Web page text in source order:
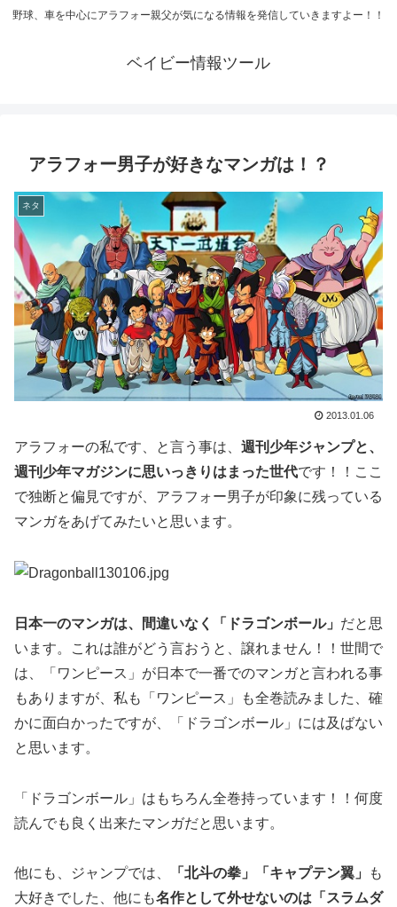
野球、車を中心にアラフォー親父が気になる情報を発信していきますよー！！
ベイビー情報ツール
アラフォー男子が好きなマンガは！？
ネタ
2013.01.06
アラフォーの私です、と言う事は、 週刊少年ジャンプと、
週刊少年マガジンに思いっきりはまった世代です！！ここ
で独断と偏見ですが、アラフォー男子が印象に残っている
マンガをあげてみたいと思います。
日本一のマンガは、間違いなく「ドラゴンボール」 だと思
います。これは誰がどう言おうと、譲れません！！世間で
は、「ワンピース」が日本で一番でのマンガと言われる事
もありますが、私も「ワンピース」も全巻読みました、確
かに面白かったですが、「ドラゴンボール」には及ばない
と思います。
「ドラゴンボール」はもちろん全巻持っています！！何度
読んでも良く出来たマンガだと思います。
他にも、ジャンプでは、 「北斗の拳」「キャプテン翼」
も
大好きでした、他にも名作として外せないのは「スラムダ